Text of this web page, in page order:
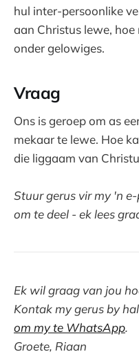
hul inter-persoonlike
aan Christus lewe,
onder gelowiges.
Vraag
Ons is geroep om as
mekaar te lewe. Hoe
die liggaam van
Stuur gerus vir my 'n
om te deel - ek lees
Ek wil graag van jou
Kontak my gerus by
om my te WhatsApp.
Groete, Riaan